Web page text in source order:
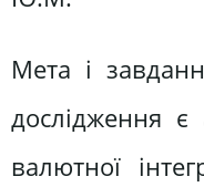
Мета і
дослідження є
валютної